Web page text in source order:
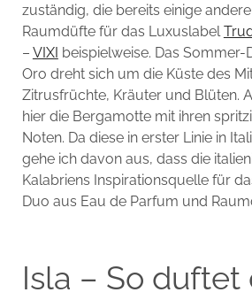
zuständig, die bereits einige
Raumdüfte für das Luxuslabel
– VIXI beispielweise. Das Sommer-
Oro dreht sich um die Küste des
Zitrusfrüchte, Kräuter und Blüten.
hier die Bergamotte mit ihren
Noten. Da diese in erster Linie in
gehe ich davon aus, dass die
Kalabriens Inspirationsquelle für
Duo aus Eau de Parfum und
Isla – So duftet